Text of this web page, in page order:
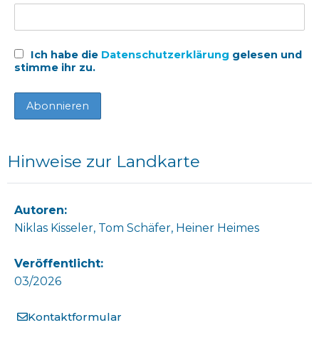
Ich habe die Datenschutzerklärung gelesen und
stimme ihr zu.
Hinweise zur Landkarte
Autoren:
Niklas Kisseler, Tom Schäfer, Heiner Heimes
Veröffentlicht:
03/2026
Kontaktformular